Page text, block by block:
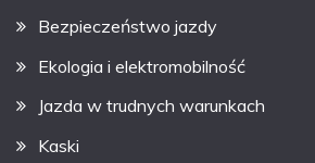
Bezpieczeństwo jazdy
Ekologia i elektromobilność
Jazda w trudnych warunkach
Kaski